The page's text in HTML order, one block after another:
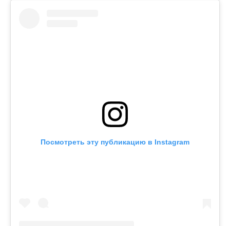
Посмотреть эту публикацию в Instagram